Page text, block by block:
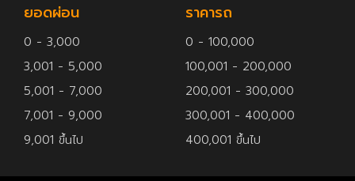
ยอดผ่อน
0 - 3,000
3,001 - 5,000
5,001 - 7,000
7,001 - 9,000
9,001 ขึ้นไป
ราคารถ
0 - 100,000
100,001 - 200,000
200,001 - 300,000
300,001 - 400,000
400,001 ขึ้นไป